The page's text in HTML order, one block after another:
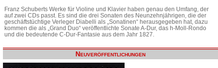
Franz Schuberts Werke für Violine und Klavier haben genau den Umfang, der
auf zwei CDs passt. Es sind die drei Sonaten des Neunzehnjährigen, die der
geschäftstüchtige Verleger Diabelli als „Sonatinen“ herausgegeben hat, dazu
kommen die als „Grand Duo“ veröffentlichte Sonate A-Dur, das h-Moll-Rondo
und die bedeutende C-Dur-Fantasie aus dem Jahr 1827.
Neuveröffentlichungen